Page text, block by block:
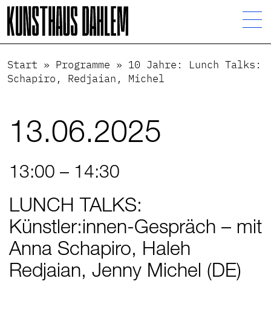
Visuelle
Assistenzsoftware
öffnen.
Start » Programme » 10 Jahre: Lunch Talks:
Schapiro, Redjaian, Michel
13.06.2025
13:00 – 14:30
LUNCH TALKS:
Künstler:innen-Gespräch – mit
Anna Schapiro, Haleh
Redjaian, Jenny Michel (DE)